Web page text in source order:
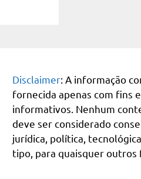
Disclaimer: A informação
fornecida apenas com fins
informativos. Nenhum
deve ser considerado
jurídica, política,
tipo, para quaisquer outros